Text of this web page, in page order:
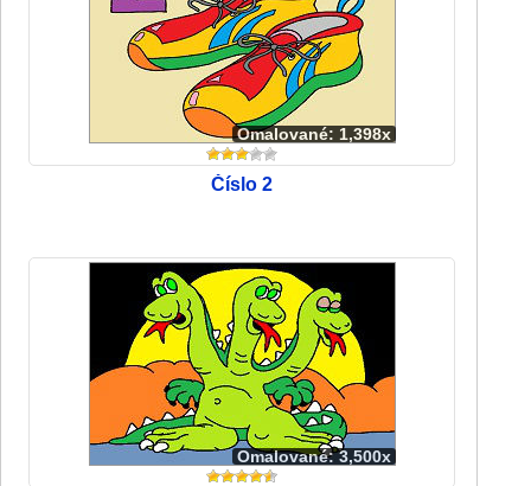
Omalované: 1,398x
Číslo 2
Omalované: 3,500x